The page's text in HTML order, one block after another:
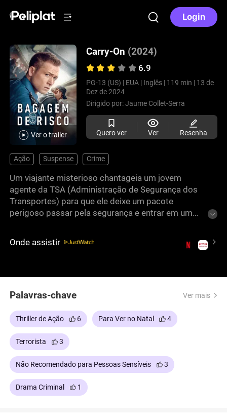
Login
Ver o trailer
Carry-On (2024)
6.9
PG-13 (US) | EUA | Inglês | 119 min | 13 de
Dez de 2024
Dirigido por:Jaume Collet-Serra
Quero ver Ver Resenha
Ação Suspense Crime
Um viajante misterioso chantageia um jovem
agente da TSA (Administração de Segurança dos
Transportes) para que ele deixe um pacote
perigoso passar pela segurança e entrar em um
Onde assistir
Palavras-chave Ver mais
Thriller de Ação 6 Para Ver no Natal 4
Terrorista 3
Não Recomendado para Pessoas Sensíveis 3
Drama Criminal 1